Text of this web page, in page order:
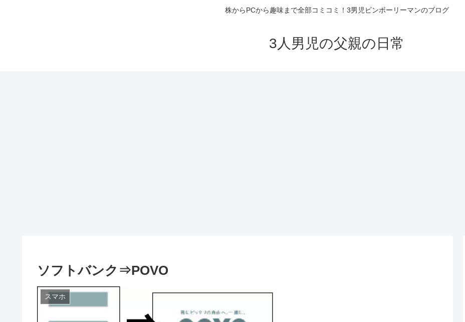
株からPCから趣味まで全部コミコミ！3男児ビンボーリーマンのブログ
3人男児の父親の日常
ソフトバンク⇒POVO
スマホ